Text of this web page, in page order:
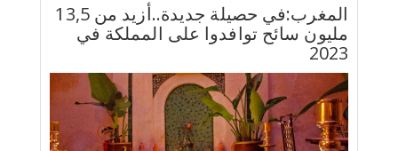
المغرب:في حصيلة جديدة..أزيد من 13,5
مليون سائح توافدوا على المملكة في
2023